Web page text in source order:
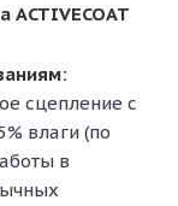
сцепление с
влаги (по
в